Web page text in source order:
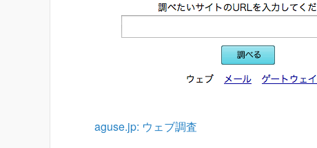
aguse.jp: ウェブ調査